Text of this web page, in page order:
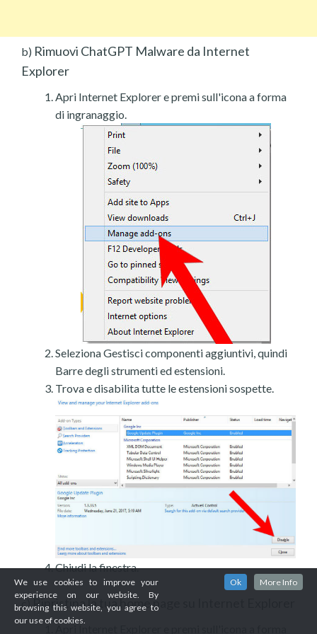
b) Rimuovi ChatGPT Malware da Internet
Explorer
Apri Internet Explorer e premi sull'icona a forma
di ingranaggio.
Seleziona Gestisci componenti aggiuntivi, quindi
Barre degli strumenti ed estensioni.
Trova e disabilita tutte le estensioni sospette.
Chiudi la finestra.
c)Ripristina la tua home page su Internet Explorer
We use cookies to improve your
experience on our website. By
browsing this website, you agree to
our use of cookies.
Ok More Info